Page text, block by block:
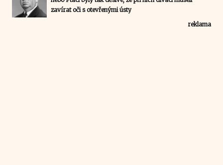
zavírat oči s otevřenými ústy
reklama